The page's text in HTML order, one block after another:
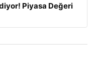
Piyasa Değeri